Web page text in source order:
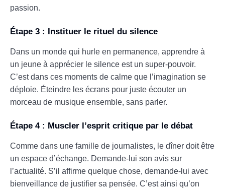
passion.
Étape 3 : Instituer le rituel du silence
Dans un monde qui hurle en permanence, apprendre à
un jeune à apprécier le silence est un super-pouvoir.
C’est dans ces moments de calme que l’imagination se
déploie. Éteindre les écrans pour juste écouter un
morceau de musique ensemble, sans parler.
Étape 4 : Muscler l’esprit critique par le débat
Comme dans une famille de journalistes, le dîner doit être
un espace d’échange. Demande-lui son avis sur
l’actualité. S’il affirme quelque chose, demande-lui avec
bienveillance de justifier sa pensée. C’est ainsi qu’on